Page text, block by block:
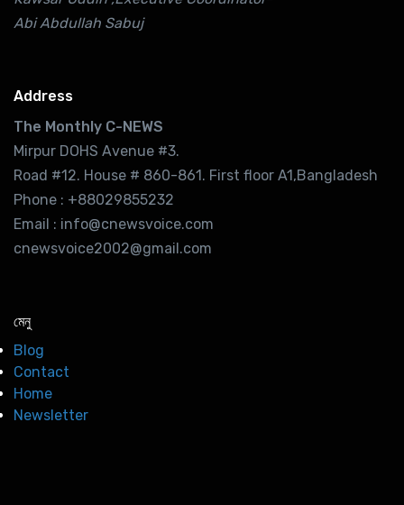
Abi Abdullah Sabuj
Address
The Monthly C-NEWS
Mirpur DOHS Avenue #3.
Road #12. House # 860-861. First floor A1,Bangladesh
Phone : +88029855232
Email : info@cnewsvoice.com
cnewsvoice2002@gmail.com
মেনু
Blog
Contact
Home
Newsletter